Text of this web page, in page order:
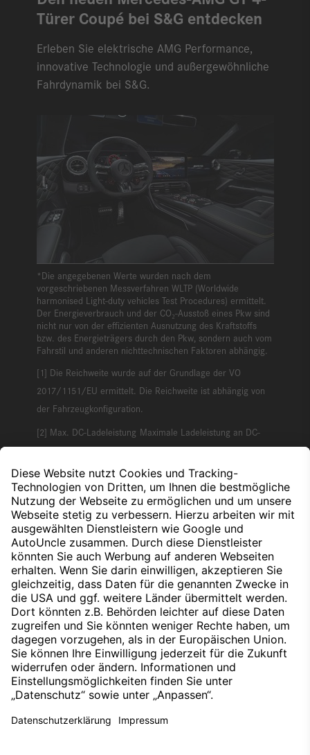
Türer Coupé bei S&G entdecken
Erleben Sie elektrische AMG Performance,
innovative Technologie und außergewöhnliche
Fahrdynamik bei S&G.
*Die angegebenen Werte wurden nach dem
vorgeschriebenen Messverfahren WLTP (Worldwide
harmonised Light-duty vehicles Test Procedures) ermittelt.
Der Energieverbrauch und der CO₂-Ausstoß eines Pkw sind
nicht nur von der effizienten Ausnutzung des Kraftstoffs
bzw. des Energieträgers durch den Pkw, sondern auch vom
Fahrstil und anderen nichttechnischen Faktoren abhängig.
Die Reichweite wurde auf der Grundlage der VO
2017/1151/EU ermittelt. Die Reichweite ist abhängig von
der Fahrzeugkonfiguration.
Max. DC-Ladeleistung Maximale Ladeleistung an DC-
Ladestation mit Versorgungsspannung 400 Volt, Strom 300
A; die maximale Ladeleistung ist abhängig von
verschiedenen Faktoren, wie z.B. Umgebungs- und
Batterietemperatur und dem Ladezustand der Batterie beim
Ladestart.
Nach oben